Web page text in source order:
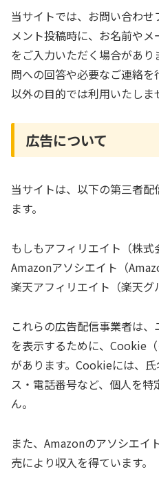
当サイトでは、お問い合わ
メント投稿時に、お名前や
をご入力いただく場合があ
問への回答や必要なご連絡
以外の目的では利用いたしま
広告について
当サイトは、以下の第三者
ます。
もしもアフィリエイト（株式
Amazonアソシエイト（
楽天アフィリエイト（楽天グ
これらの広告配信事業者は
を表示するために、Cookie
があります。Cookieには、
ス・電話番号など、個人を
ん。
また、Amazonのアソシエイ
売により収入を得ています。